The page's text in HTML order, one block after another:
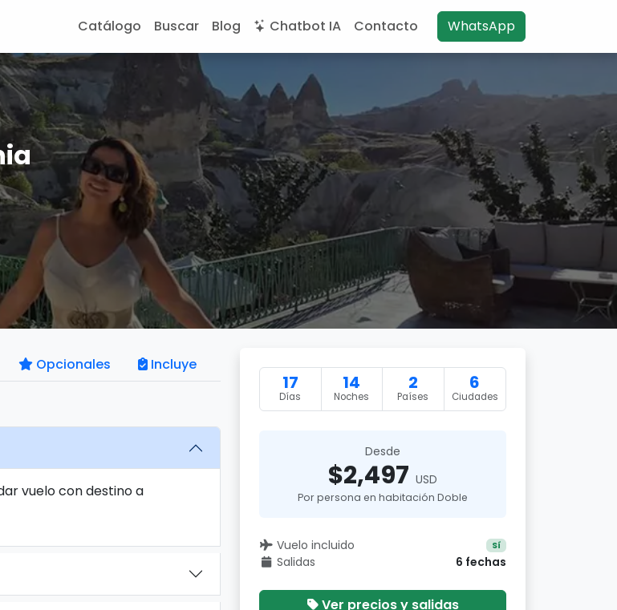
Catálogo Buscar Blog Chatbot IA Contacto WhatsApp
Opcionales Incluye
vuelo con destino a
17
Días
14
Noches
2
Países
6
Ciudades
Desde
$2,497 USD
Por persona en habitación Doble
Vuelo incluido Sí
Salidas 6 fechas
Ver precios y salidas